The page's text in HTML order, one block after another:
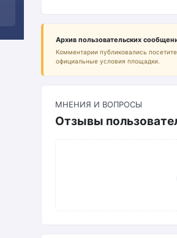
Архив пользовательских
Комментарии публиковались
официальные условия площадки.
МНЕНИЯ И ВОПРОСЫ
Отзывы